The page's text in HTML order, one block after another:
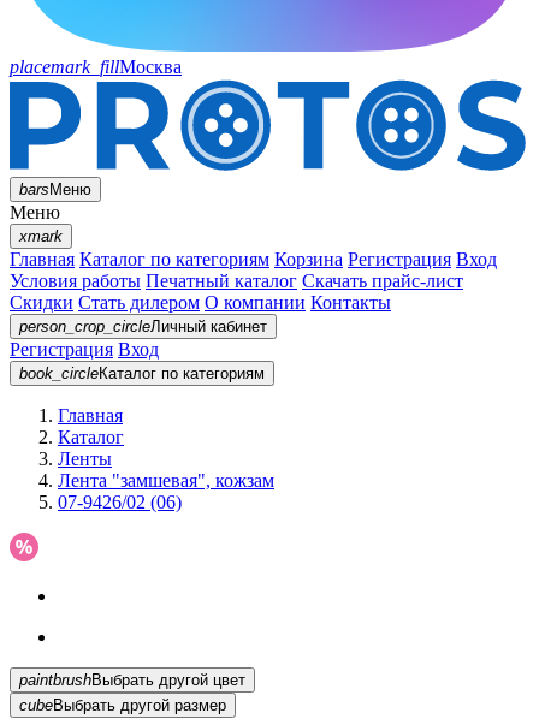
placemark_fillМосква
barsМеню
Меню
xmark
Главная Каталог по категориям Корзина Регистрация Вход
Условия работы Печатный каталог Скачать прайс-лист
Скидки Стать дилером О компании Контакты
person_crop_circleЛичный кабинет
Регистрация Вход
book_circleКаталог по категориям
Главная
Каталог
Ленты
Лента "замшевая", кожзам
07-9426/02 (06)
paintbrush
Выбрать другой цвет
cubeВыбрать другой размер